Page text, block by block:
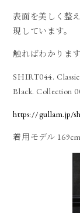
表面を美しく整
現しています。
触ればわかりま
SHIRT044.
Black. Collection
https://gullam.jp/
着用モデル